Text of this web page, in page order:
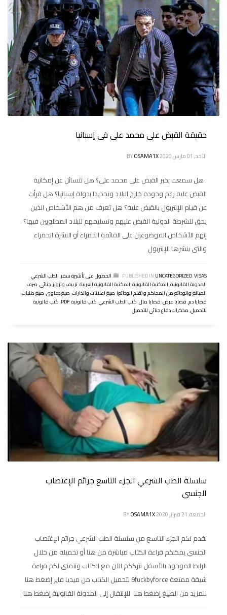
حقيقة القبض على محمد على فى إسبانيا
الأحد, 01 مارس 2020 BYOSAMA1X
هل سمعت بخبر القبض على محمد على؟ هل تتسائل عن إمكانية
القبض عليه رغم وجوده خارج البلاد وتحديدا بدولة إسبانيا؟ هل قرأت
عن قيام الإنتربول بالقبض عليه؟ هل تعرف من هم الأشخاص الذين
يحق للشرطة الدولية القبض عليهم وتسليمهم للبلاد المطلوبين فيها؟
إنهم الأشخاص الموضوعين على القائمة الحمراء أو النشرة الحمراء
والتى ينشرها الإنتربول
PUBLISHED IN UNCATEGORIZED,VISAS
,الحصول على تأشيرة سفر,الطب الشرعي,
المدونة القانونية,المكتبة القانونية,المكتبة القانونية العربية,تزييف وتزوير,جنائى,صرف
المبالغ والودائع من المحاكم و (قلم الودائع),صيغ اعلانات وانذارات,صيغ دعاوى,صيغ طلبات,
قضايا دم,قضايا عرض,قضايا مال,كتب الطب الشرعي,كتب قانونية PDF ,كتب قانونية
للتحميل,مذكرات دفاع جنائي للتحميل
سلسلة الطب الشرعي الجزء التاسع جرائم الإغتصاب
الجنسي
الجمعة, 21 فبراير 2020 BYOSAMA1X
نقدم لكم الجزء التاسع من سلسلة الطب الشرعي جرائم الإغتصاب
الجنسي يمكنكم قراءة الكتاب مباشرة من هنا أو تحميله من خلال
الرابط الموجود بالأسفل نترككم الآن مع الكتاب ونتمنى لكم قراءة
شيقة ممتعة 9fuckbyforce لتحميل الكتاب من ميديا فاير إضغط هنا
للمزيد من الصيغ إضغط هنا للإنتقال إلى المدونة القانونية إضغط هنا